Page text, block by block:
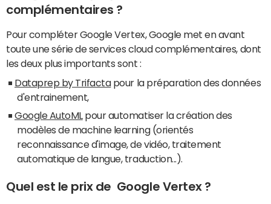
complémentaires ?
Pour compléter Google Vertex, Google met en avant
toute une série de services cloud complémentaires, dont
les deux plus importants sont :
Dataprep by Trifactapour la préparation des données
d'entrainement,
Google AutoMLpour automatiser la création des
modèles de machine learning (orientés
reconnaissance d'image, de vidéo, traitement
automatique de langue, traduction...).
Quel est le prix de Google Vertex ?